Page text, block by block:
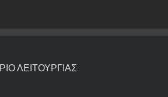
ΛΕΙΤΟΥΡΓΙΑΣ